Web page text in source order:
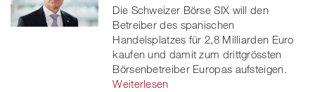
Die Schweizer Börse SIX will den
Betreiber des spanischen
Handelsplatzes für 2,8 Milliarden Euro
kaufen und damit zum drittgrössten
Börsenbetreiber Europas aufsteigen.
Weiterlesen